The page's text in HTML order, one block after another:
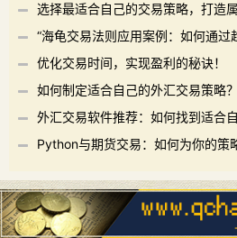
选择最适合自己的交易策略，打造
“海龟交易法则应用案例：如何通过
优化交易时间，实现盈利的秘诀！
如何制定适合自己的外汇交易策略？
外汇交易软件推荐：如何找到适合
Python与期货交易：如何为你的策